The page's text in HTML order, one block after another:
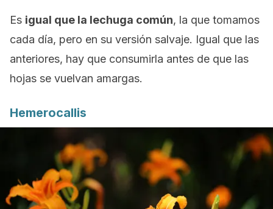
Es igual que la lechuga común, la que tomamos
cada día, pero en su versión salvaje. Igual que las
anteriores, hay que consumirla antes de que las
hojas se vuelvan amargas.
Hemerocallis